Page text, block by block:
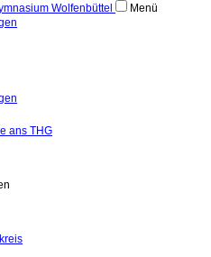
Menü
ans THG